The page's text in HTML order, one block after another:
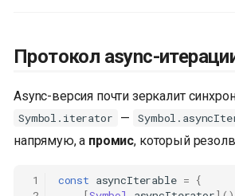
Протокол async-
Async-версия почти зеркалит
Symbol.iterator —
напрямую, а промис, который
1
const asyncIterable = {